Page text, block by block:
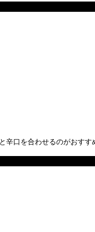
口を合わせるのがおす